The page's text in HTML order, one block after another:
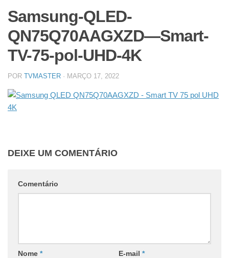
Samsung-QLED-
QN75Q70AAGXZD—Smart-
TV-75-pol-UHD-4K
POR TVMASTER · MARÇO 17, 2022
DEIXE UM COMENTÁRIO
Comentário
Nome * E-mail *